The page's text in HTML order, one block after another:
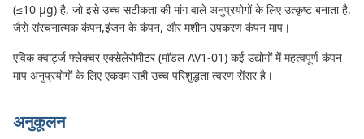
(≤10 μg) है, जो इसे उच्च सटीकता की मांग वाले अनुप्रयोगों के लिए उत्कृष्ट बनाता है,
जैसे संरचनात्मक कंपन,इंजन के कंपन, और मशीन उपकरण कंपन माप।
एविक क्वार्ट्ज फ्लेक्चर एक्सेलेरोमीटर (मॉडल AV1-01) कई उद्योगों में महत्वपूर्ण कंपन
माप अनुप्रयोगों के लिए एकदम सही उच्च परिशुद्धता त्वरण सेंसर है।
अनुकूलन